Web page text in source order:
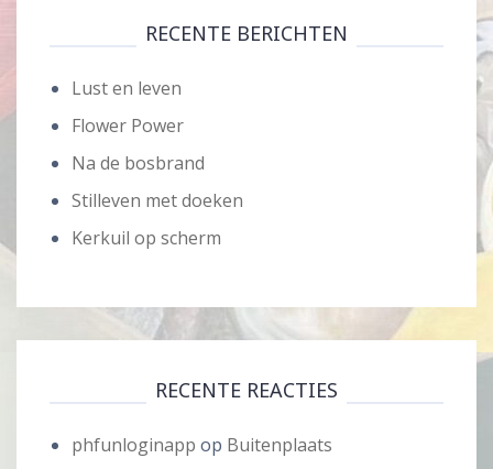
RECENTE BERICHTEN
Lust en leven
Flower Power
Na de bosbrand
Stilleven met doeken
Kerkuil op scherm
RECENTE REACTIES
phfunloginapp op Buitenplaats